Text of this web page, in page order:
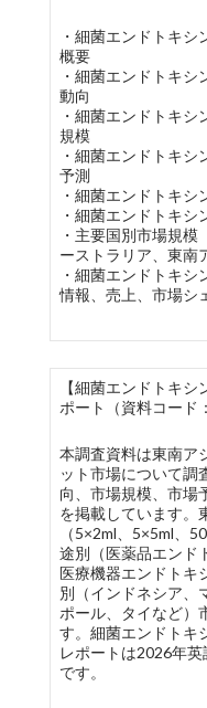
・細菌エンドトキ
概要
・細菌エンドトキ
動向
・細菌エンドトキ
規模
・細菌エンドトキ
予測
・細菌エンドトキ
・細菌エンドトキ
・主要国別市場規
ーストラリア、東南
・細菌エンドトキ
情報、売上、市場シ
【細菌エンドトキ
ポート（資料コード
本調査資料は東南ア
ット市場について調
向、市場規模、市場
を掲載しています。
（5×2ml、5×5ml、
途別（医薬品エンド
医療機器エンドトキ
別（インドネシア、
ポール、タイなど）
す。細菌エンドトキ
レポートは2026年
です。